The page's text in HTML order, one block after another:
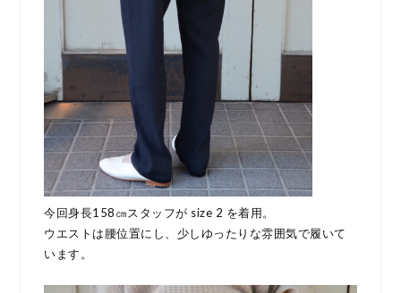
今回身長158㎝スタッフが size 2 を着用。
ウエストは腰位置にし、少しゆったりな雰囲気で履いて
います。